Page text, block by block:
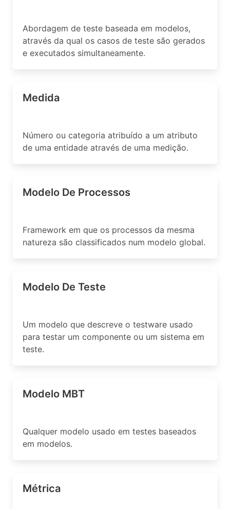
Abordagem de teste baseada em modelos,
através da qual os casos de teste são gerados
e executados simultaneamente.
Medida
Número ou categoria atribuído a um atributo
de uma entidade através de uma medição.
Modelo De Processos
Framework em que os processos da mesma
natureza são classificados num modelo global.
Modelo De Teste
Um modelo que descreve o testware usado
para testar um componente ou um sistema em
teste.
Modelo MBT
Qualquer modelo usado em testes baseados
em modelos.
Métrica